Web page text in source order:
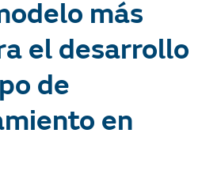
más
el desarrollo
de
en